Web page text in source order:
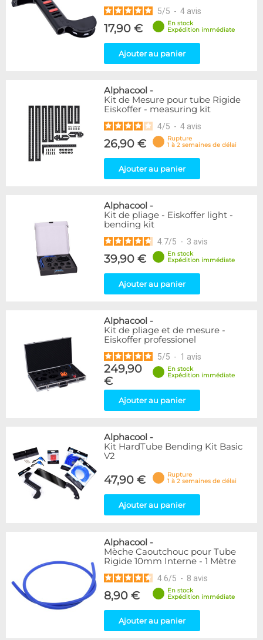
5/5 - 4 avis
17,90 €
En stock
Expédition immédiate
Ajouter au panier
Alphacool -
Kit de Mesure pour tube Rigide
Eiskoffer - measuring kit
4/5 - 4 avis
26,90 €
Rupture
1 à 2 semaines de délai
Ajouter au panier
Alphacool -
Kit de pliage - Eiskoffer light -
bending kit
4.7/5 - 3 avis
39,90 €
En stock
Expédition immédiate
Ajouter au panier
Alphacool -
Kit de pliage et de mesure -
Eiskoffer professionel
5/5 - 1 avis
249,90
€
En stock
Expédition immédiate
Ajouter au panier
Alphacool -
Kit HardTube Bending Kit Basic
V2
47,90 €
Rupture
1 à 2 semaines de délai
Ajouter au panier
Alphacool -
Mèche Caoutchouc pour Tube
Rigide 10mm Interne - 1 Mètre
4.6/5 - 8 avis
8,90 €
En stock
Expédition immédiate
Ajouter au panier